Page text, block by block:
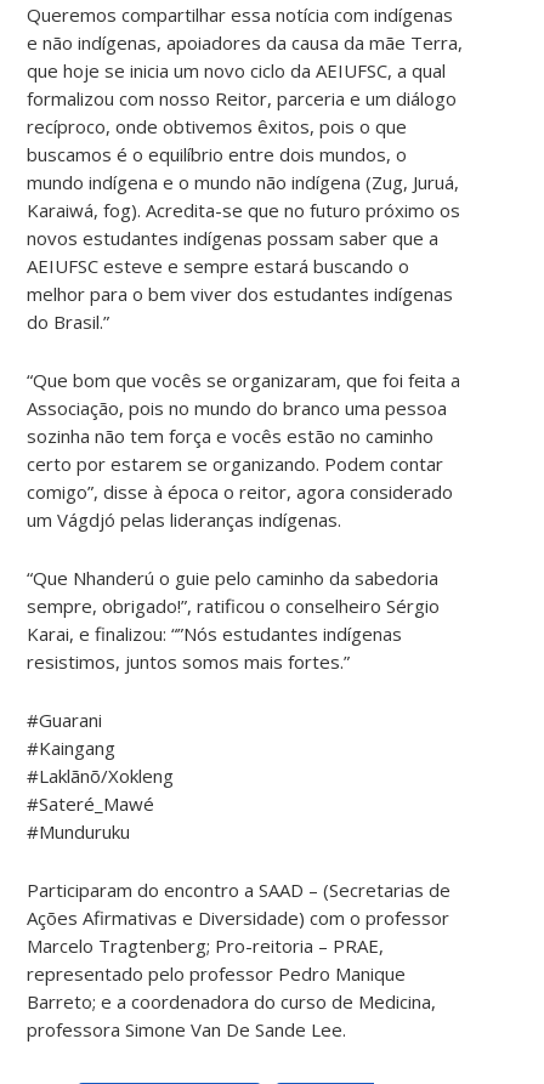
Queremos compartilhar essa notícia com indígenas
e não indígenas, apoiadores da causa da mãe Terra,
que hoje se inicia um novo ciclo da AEIUFSC, a qual
formalizou com nosso Reitor, parceria e um diálogo
recíproco, onde obtivemos êxitos, pois o que
buscamos é o equilíbrio entre dois mundos, o
mundo indígena e o mundo não indígena (Zug, Juruá,
Karaiwá, fog). Acredita-se que no futuro próximo os
novos estudantes indígenas possam saber que a
AEIUFSC esteve e sempre estará buscando o
melhor para o bem viver dos estudantes indígenas
do Brasil.”
“Que bom que vocês se organizaram, que foi feita a
Associação, pois no mundo do branco uma pessoa
sozinha não tem força e vocês estão no caminho
certo por estarem se organizando. Podem contar
comigo”, disse à época o reitor, agora considerado
um Vágdjó pelas lideranças indígenas.
“Que Nhanderú o guie pelo caminho da sabedoria
sempre, obrigado!”, ratificou o conselheiro Sérgio
Karai, e finalizou: “”Nós estudantes indígenas
resistimos, juntos somos mais fortes.”
#Guarani
#Kaingang
#Laklãnõ/Xokleng
#Sateré_Mawé
#Munduruku
Participaram do encontro a SAAD – (Secretarias de
Ações Afirmativas e Diversidade) com o professor
Marcelo Tragtenberg; Pro-reitoria – PRAE,
representado pelo professor Pedro Manique
Barreto; e a coordenadora do curso de Medicina,
professora Simone Van De Sande Lee.